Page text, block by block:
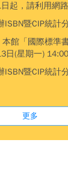
起，請利用網
ISBN暨CIP統計
本館「國際標準
日(星期一)
ISBN暨CIP統計
更多